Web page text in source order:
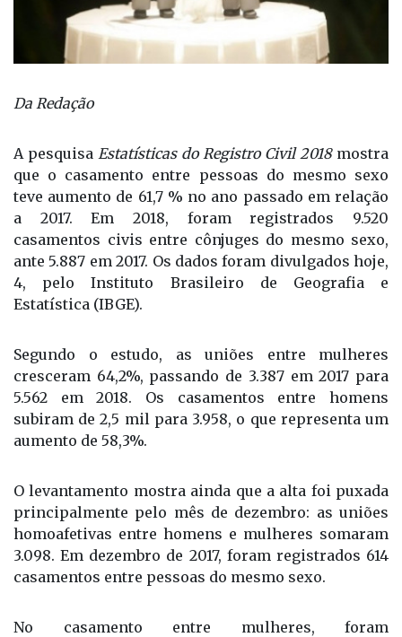
Da Redação
A pesquisa Estatísticas do Registro Civil 2018mostra
que o casamento entre pessoas do mesmo sexo
teve aumento de 61,7 % no ano passado em relação
a 2017. Em 2018, foram registrados 9.520
casamentos civis entre cônjuges do mesmo sexo,
ante 5.887 em 2017. Os dados foram divulgados hoje,
4, pelo Instituto Brasileiro de Geografia e
Estatística (IBGE).
Segundo o estudo, as uniões entre mulheres
cresceram 64,2%, passando de 3.387 em 2017 para
5.562 em 2018. Os casamentos entre homens
subiram de 2,5 mil para 3.958, o que representa um
aumento de 58,3%.
O levantamento mostra ainda que a alta foi puxada
principalmente pelo mês de dezembro: as uniões
homoafetivas entre homens e mulheres somaram
3.098. Em dezembro de 2017, foram registrados 614
casamentos entre pessoas do mesmo sexo.
No casamento entre mulheres, foram